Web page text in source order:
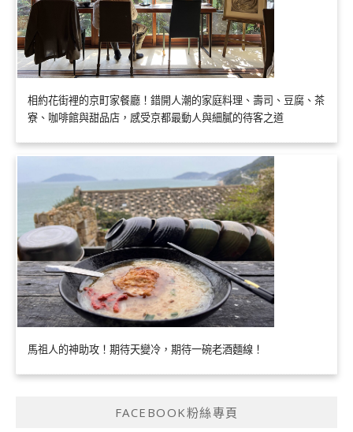
相約花街裡的京町家餐廳！錯開人潮的家庭料理、壽司、豆腐、茶
寮、咖啡館與甜品店，感受京都最動人與細膩的待客之道
馬祖人的神助攻！期待天變冷，期待一碗老酒麵線！
FACEBOOK粉絲專頁